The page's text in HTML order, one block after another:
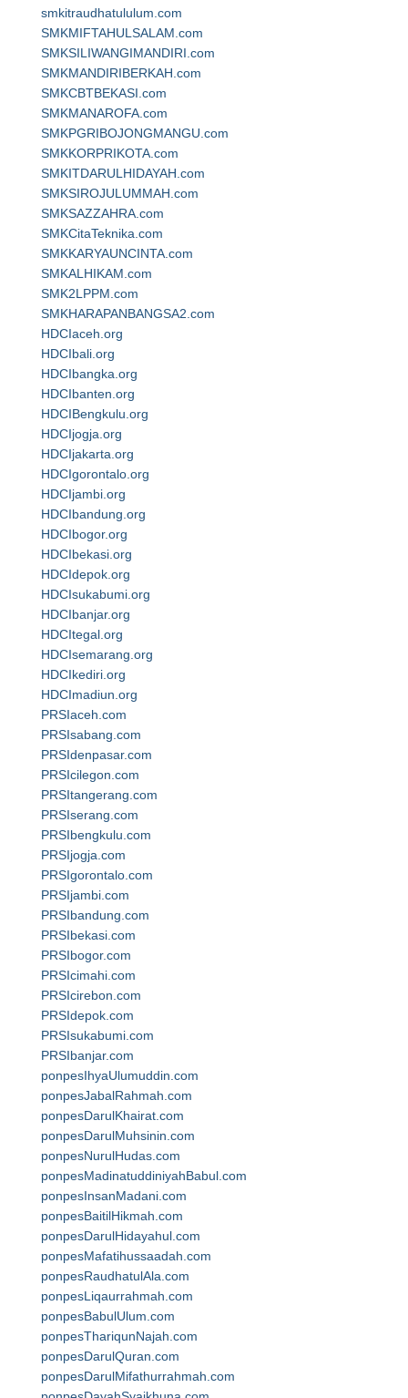
smkitraudhatululum.com
SMKMIFTAHULSALAM.com
SMKSILIWANGIMANDIRI.com
SMKMANDIRIBERKAH.com
SMKCBTBEKASI.com
SMKMANAROFA.com
SMKPGRIBOJONGMANGU.com
SMKKORPRIKOTA.com
SMKITDARULHIDAYAH.com
SMKSIROJULUMMAH.com
SMKSAZZAHRA.com
SMKCitaTeknika.com
SMKKARYAUNCINTA.com
SMKALHIKAM.com
SMK2LPPM.com
SMKHARAPANBANGSA2.com
HDCIaceh.org
HDCIbali.org
HDCIbangka.org
HDCIbanten.org
HDCIBengkulu.org
HDCIjogja.org
HDCIjakarta.org
HDCIgorontalo.org
HDCIjambi.org
HDCIbandung.org
HDCIbogor.org
HDCIbekasi.org
HDCIdepok.org
HDCIsukabumi.org
HDCIbanjar.org
HDCItegal.org
HDCIsemarang.org
HDCIkediri.org
HDCImadiun.org
PRSIaceh.com
PRSIsabang.com
PRSIdenpasar.com
PRSIcilegon.com
PRSItangerang.com
PRSIserang.com
PRSIbengkulu.com
PRSIjogja.com
PRSIgorontalo.com
PRSIjambi.com
PRSIbandung.com
PRSIbekasi.com
PRSIbogor.com
PRSIcimahi.com
PRSIcirebon.com
PRSIdepok.com
PRSIsukabumi.com
PRSIbanjar.com
ponpesIhyaUlumuddin.com
ponpesJabalRahmah.com
ponpesDarulKhairat.com
ponpesDarulMuhsinin.com
ponpesNurulHudas.com
ponpesMadinatuddiniyahBabul.com
ponpesInsanMadani.com
ponpesBaitilHikmah.com
ponpesDarulHidayahul.com
ponpesMafatihussaadah.com
ponpesRaudhatulAla.com
ponpesLiqaurrahmah.com
ponpesBabulUlum.com
ponpesThariqunNajah.com
ponpesDarulQuran.com
ponpesDarulMifathurrahmah.com